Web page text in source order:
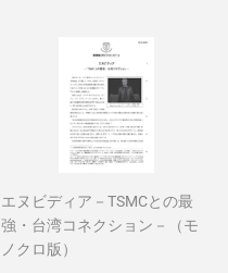
エヌビディア－TSMCとの最
強・台湾コネクション－（モ
ノクロ版）